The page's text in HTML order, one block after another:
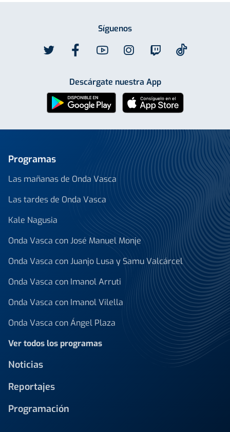
Síguenos
Descárgate nuestra App
Programas
Las mañanas de Onda Vasca
Las tardes de Onda Vasca
Kale Nagusia
Onda Vasca con José Manuel Monje
Onda Vasca con Juanjo Lusa y Samu Valcárcel
Onda Vasca con Imanol Arruti
Onda Vasca con Imanol Vilella
Onda Vasca con Ángel Plaza
Ver todos los programas
Noticias
Reportajes
Programación